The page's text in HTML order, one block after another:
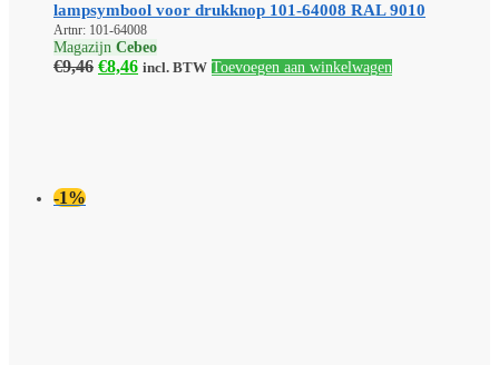
lampsymbool voor drukknop 101-64008 RAL 9010
Artnr: 101-64008
Magazijn Cebeo
€9,46 Oorspronkelijke
€8,46Huidige
incl. BTW Toevoegen aan winkelwagen
-1%